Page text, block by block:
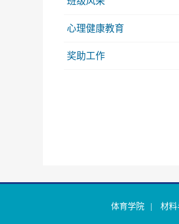
心理健康教育
奖助工作
体育学院 材料